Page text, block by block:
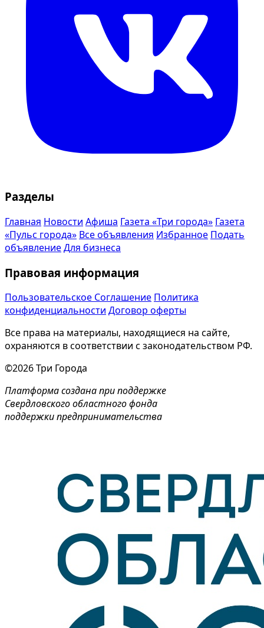
Разделы
Главная Новости Афиша Газета «Три города» Газета
«Пульс города» Все объявления Избранное Подать
объявлениеДля бизнеса
Правовая информация
Пользовательское Соглашение Политика
конфиденциальности Договор оферты
Все права на материалы, находящиеся на сайте,
охраняются в соответствии с законодательством РФ.
©2026 Три Города
Платформа создана при поддержке
Свердловского областного фонда
поддержки предпринимательства